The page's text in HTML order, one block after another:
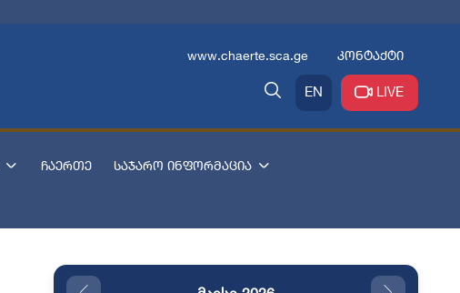
www.chaerte.sca.ge კონტაქტი
EN LIVE
ჩაერთე საჯარო ინფორმაცია